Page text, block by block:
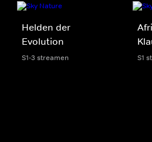
Helden der
Evolution
S1-3 streamen S1